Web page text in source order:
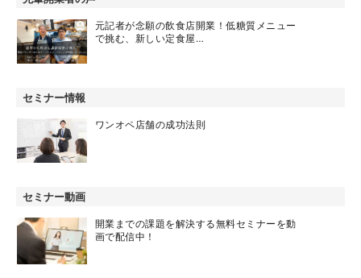
元記者が念願の飲食店開業！低糖質メニュー
で挑む、新しい定食屋…
セミナー情報
ワンオペ店舗の成功法則
セミナー動画
開業までの課題を解決する無料セミナーを動
画で配信中！